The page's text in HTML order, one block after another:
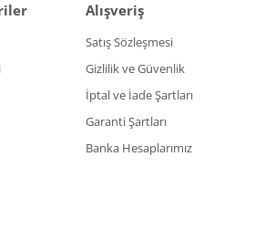
Alışveriş
Satış Sözleşmesi
Gizlilik ve Güvenlik
İptal ve İade Şartları
Garanti Şartları
Banka Hesaplarımız